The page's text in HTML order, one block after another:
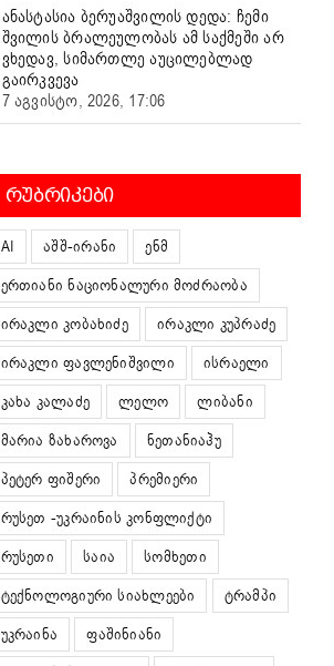
ანასტასია ბერუაშვილის დედა: ჩემი
შვილის ბრალეულობას ამ საქმეში არ
ვხედავ, სიმართლე აუცილებლად
გაირკვევა
7 აგვისტო, 2026, 17:06
ᲠᲣᲑᲠᲘᲙᲔᲑᲘ
AI აშშ-ირანი
ენმ
ერთიანი ნაციონალური მოძრაობა
ირაკლი კობახიძე
ირაკლი კუპრაძე
ირაკლი ფავლენიშვილი
ისრაელი
კახა კალაძე
ლელო
ლიბანი
მარია ზახაროვა
ნეთანიაჰუ
პეტერ ფიშერი
პრემიერი
რუსეთ -უკრაინის კონფლიქტი
რუსეთი
საია
სომხეთი
ტექნოლოგიური სიახლეები
ტრამპი
უკრაინა
ფაშინიანი